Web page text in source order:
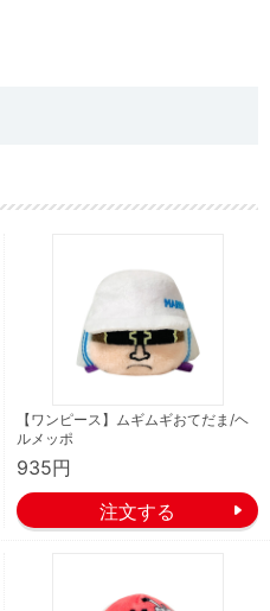
【ワンピース】ムギムギおてだま/ヘ
ルメッポ
935円